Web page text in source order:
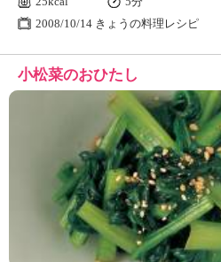
2008/10/14 きょうの料理レシピ
小松菜のおひたし